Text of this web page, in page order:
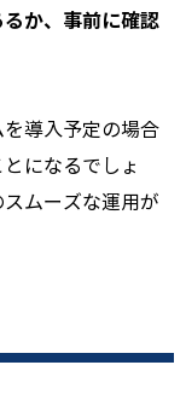
か、事前に確認
導入予定の場合
になるでしょ
ムーズな運用が